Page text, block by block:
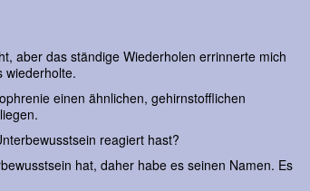
aber das ständige Wiederholen errinnerte mich
wiederholte.
einen ähnlichen, gehirnstofflichen
reagiert hast?
hat, daher habe es seinen Namen. Es